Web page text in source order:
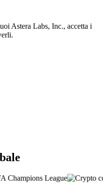
Astera Labs, Inc., accetta i